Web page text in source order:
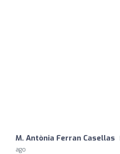
M. Antònia Ferran Casellas
ago